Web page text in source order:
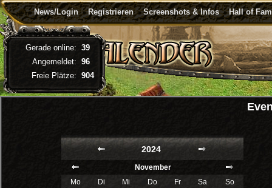
News/Login Registrieren Screenshots & Infos Hall of
2024
November
Mo
Di Mi Do Fr Sa
So
Gerade online: 39
Angemeldet: 96
Freie Plätze: 904